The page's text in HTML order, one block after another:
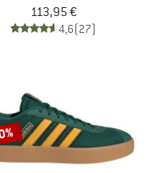
113,95 €
4,6(27)